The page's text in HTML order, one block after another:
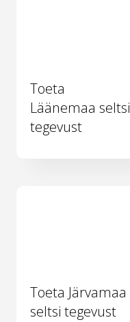
Toeta
Läänemaa seltsi
tegevust
Toeta Järvamaa
seltsi tegevust